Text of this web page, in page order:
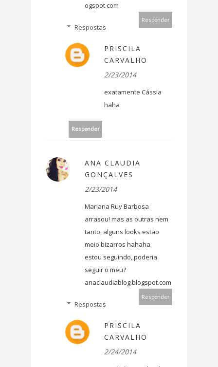
ogspot.com
Responder
Respostas
PRISCILA
CARVALHO
2/23/2014
exatamente Cássia
haha
Responder
ANA CLAUDIA
GONÇALVES
2/23/2014
Mariana Ruy Barbosa
arrasou! mas as outras nem
tanto, alguns looks estão
meio bizarros hahaha
estou seguindo, poderia
seguir o meu?
anaclaudiablog.blogspot.com
Responder
Respostas
PRISCILA
CARVALHO
2/24/2014